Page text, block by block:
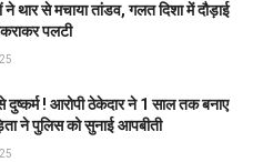
थार से मचाया तांडव, गलत दिशा में दौड़ाई
पलटी
दुष्कर्म ! आरोपी ठेकेदार ने 1 साल तक बनाए
ने पुलिस को सुनाई आपबीती